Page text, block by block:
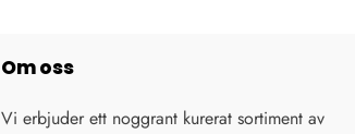
Om oss
Vi erbjuder ett noggrant kurerat sortiment av